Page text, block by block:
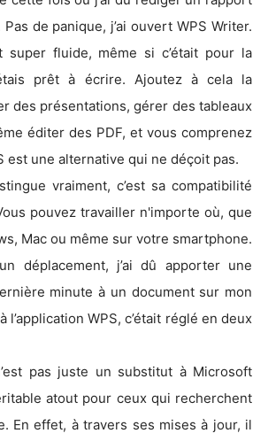
de panique, j’ai ouvert WPS Writer.
super fluide, même si c’était pour la
prêt à écrire. Ajoutez à cela la
des présentations, gérer des tableaux
éditer des PDF, et vous comprenez
est une alternative qui ne déçoit pas.
vraiment, c’est sa compatibilité
pouvez travailler n'importe où, que
Mac ou même sur votre smartphone.
déplacement, j’ai dû apporter une
minute à un document sur mon
l’application WPS, c’était réglé en deux
pas juste un substitut à Microsoft
atout pour ceux qui recherchent
En effet, à travers ses mises à jour, il